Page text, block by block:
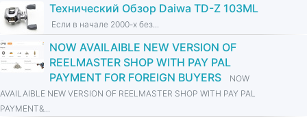
Технический Обзор Daiwa TD-Z 103ML
Если в начале 2000-х без...
NOW AVAILAIBLE NEW VERSION OF
REELMASTER SHOP WITH PAY PAL
PAYMENT FOR FOREIGN BUYERS
NOW
AVAILAIBLE NEW VERSION OF REELMASTER SHOP WITH PAY PAL
PAYMENT&...